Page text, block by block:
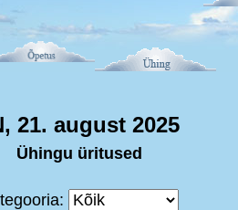
21. august 2025
Ühingu üritused